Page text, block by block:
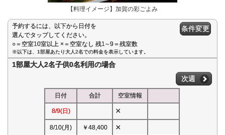
【料理イメージ】加賀の彩ごよみ
予約するには、以下から日付を
選んでタップしてください。
○＝空室10室以上 ×＝空室なし 残1∼9＝残室数
条件変更
※以下は、1部屋あたり大人2名での料金を表示しています。
1部屋大人2名子供0名利用の場合
次週
日付 合計 空室情報
8/9(日) ×
8/10(月) ￥48,400 ×